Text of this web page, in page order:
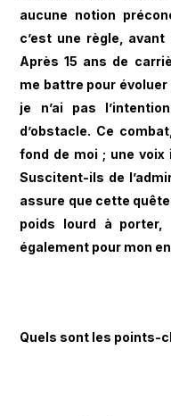
aucune notion
c’est une règle,
Après 15 ans de
me battre pour
je n’ai pas
d’obstacle. Ce
fond de moi ; une voix
Suscitent-ils de
assure que cette
poids lourd à porter,
également pour mon
Quels sont les points-